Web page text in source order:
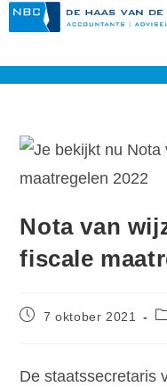
Nota van
fiscale
7 oktober 2021
De staatssecretaris